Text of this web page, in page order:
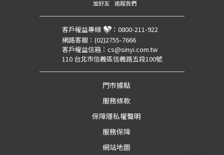
加好友 追蹤我們
客戶權益專線 ： 0800-211-922
網路客服： (02)2755-7666
客戶權益信箱： cs@sinyi.com.tw
110 台北市信義區信義路五段100號
門市據點
服務條款
保障隱私權聲明
服務保障
網站地圖